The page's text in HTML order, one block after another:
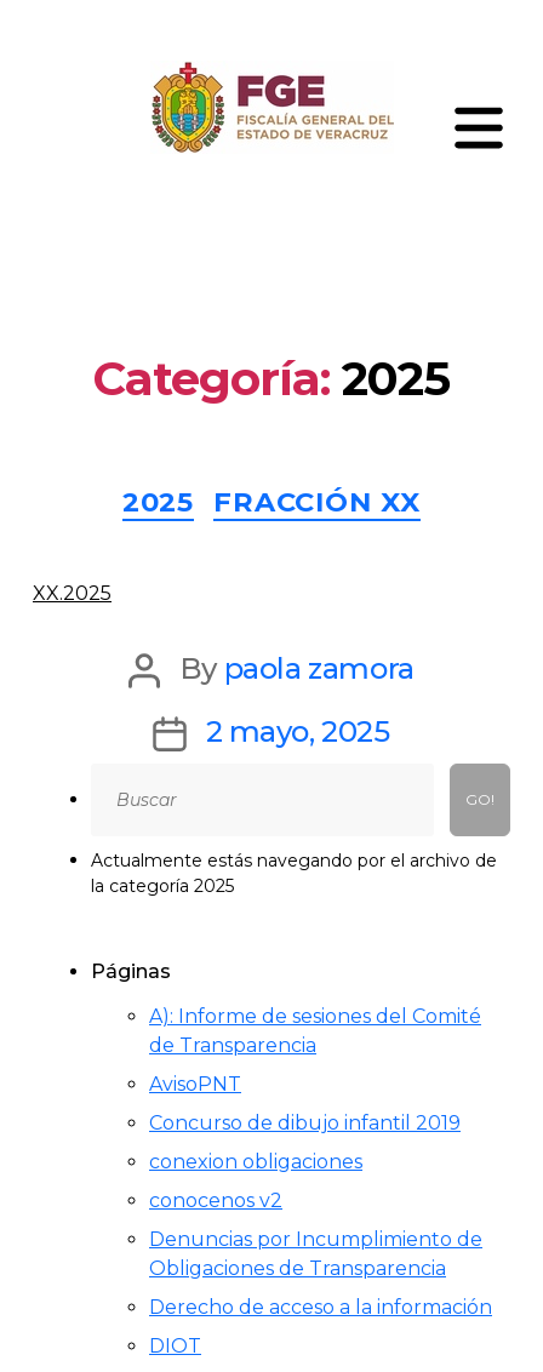
Categoría: 2025
Categories
2025 FRACCIÓN XX
XX.2025
Post
author
By paola zamora
Post2 mayo, 2025
for:
Actualmente estás navegando por el archivo de
la categoría 2025
Páginas
A): Informe de sesiones del Comité
de Transparencia
AvisoPNT
Concurso de dibujo infantil 2019
conexion obligaciones
conocenos v2
Denuncias por Incumplimiento de
Obligaciones de Transparencia
Derecho de acceso a la información
DIOT